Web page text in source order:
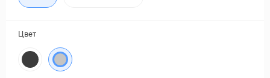
Цвет